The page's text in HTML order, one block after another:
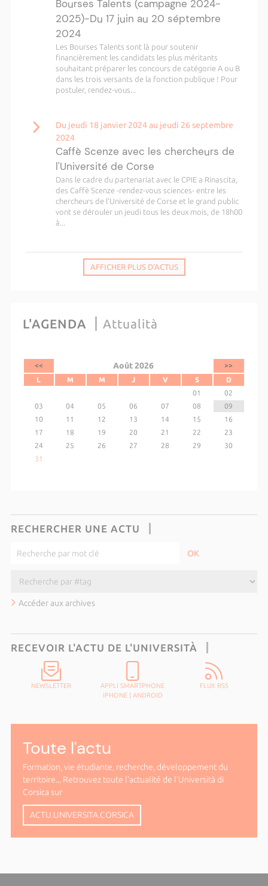
Bourses Talents (campagne 2024-
2025)-Du 17 juin au 20 séptembre
2024
Les Bourses Talents sont là pour soutenir
financièrement les candidats les plus méritants
souhaitant préparer les concours de catégorie A ou B
dans les trois versants de la fonction publique ! Pour
postuler, rendez-vous...
Du jeudi 18 janvier 2024 au jeudi 26 septembre
2024
Caffè Scenze avec les chercheurs de
l'Université de Corse
Dans le cadre du partenariat avec le CPIE a Rinascita,
des Caffè Scenze -rendez-vous sciences- entre les
chercheurs de l’Université de Corse et le grand public
vont se dérouler un jeudi tous les deux mois, de 18h00
à...
AFFICHER PLUS D'ACTUS
L'AGENDA Attualità
<< Août 2026
>>
L
M M J V S
D
01
02
03
04 05 06 07 08
09
10
11 12 13 14 15
16
17
18 19 20 21 22
23
24
25 26 27 28 29
30
31
RECHERCHER UNE ACTU
Accéder aux archives
RECEVOIR L'ACTU DE L'UNIVERSITÀ
NEWSLETTER
APPLI SMARTPHONE
IPHONE| ANDROID
FLUX RSS
Toute l'actu
Formation, vie étudiante, recherche, développement du
territoire... Retrouvez toute l'actualité de l'Università di
Corsica sur
ACTU.UNIVERSITA.CORSICA